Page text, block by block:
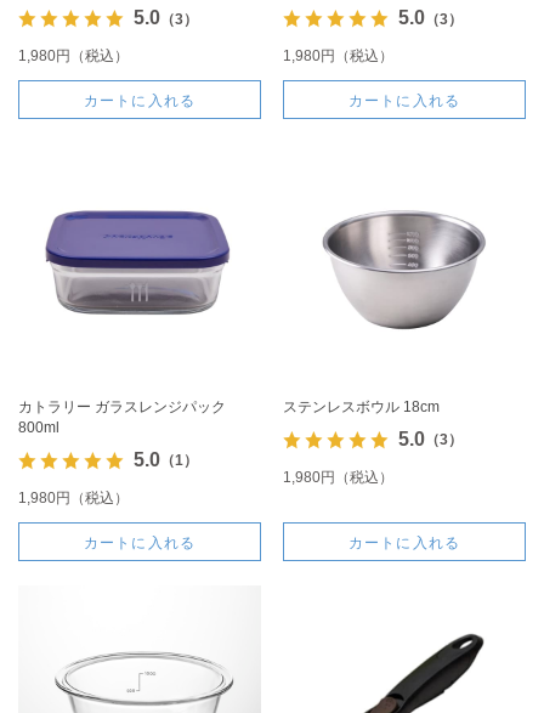
5.0（3）
1,980円（税込）
カートに入れる
5.0（3）
1,980円（税込）
カートに入れる
カトラリー ガラスレンジパック
800ml
5.0（1）
1,980円（税込）
カートに入れる
ステンレスボウル 18cm
5.0（3）
1,980円（税込）
カートに入れる